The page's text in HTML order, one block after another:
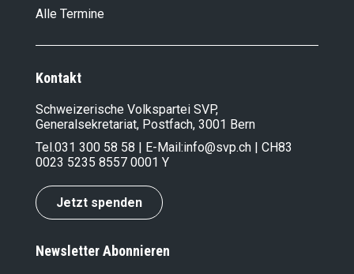
Alle Termine
Kontakt
Schweizerische Volkspartei SVP,
Generalsekretariat, Postfach, 3001 Bern
Tel.031 300 58 58 | E-Mail:info@svp.ch | CH83
0023 5235 8557 0001 Y
Jetzt spenden
Newsletter Abonnieren